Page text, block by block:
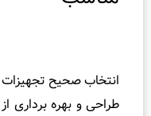
صحیح تجهیزات ابزار
و بهره‌ برداری از هر